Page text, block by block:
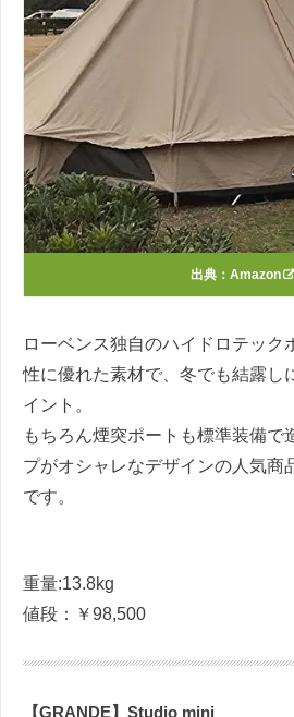
出典： Amazon
ローベンス独自のハイドロテック
性に優れた素材で、冬でも結露し
イント。
もちろん煙突ポートも標準装備で
プがオシャレなデザインの人気商
です。
重量:13.8kg
値段：￥98,500
【GRANDE】Studio mini